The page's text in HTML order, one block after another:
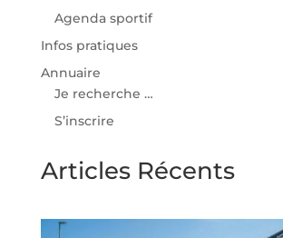
Agenda sportif
Infos pratiques
Annuaire
Je recherche …
S’inscrire
Articles Récents